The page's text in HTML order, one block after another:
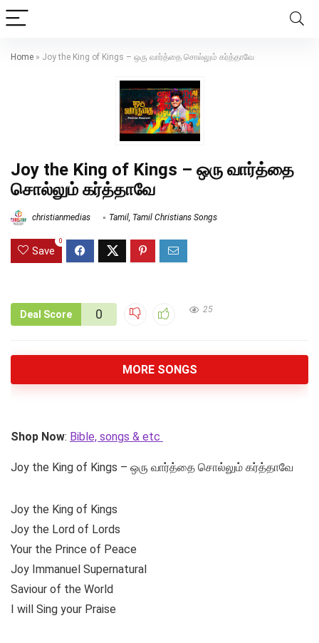
Home » Joy the King of Kings – ஒரு வார்த்தை சொல்லும் கர்த்தாவே
Joy the King of Kings – ஒரு வார்த்தை
சொல்லும் கர்த்தாவே
christianmedias Tamil, Tamil Christians Songs
Save
0
Deal Score 0 25
MORE SONGS
Shop Now: Bible, songs & etc
Joy the King of Kings – ஒரு வார்த்தை சொல்லும் கர்த்தாவே
Joy the King of Kings
Joy the Lord of Lords
Your the Prince of Peace
Joy Immanuel Supernatural
Saviour of the World
I will Sing your Praise